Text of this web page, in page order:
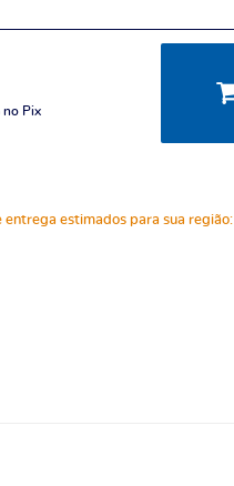
no Pix
entrega estimados para sua região: